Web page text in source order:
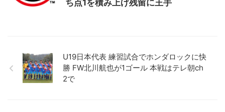
ち点1を積み上げ残留に王手
U19日本代表 練習試合でホンダロックに快
勝 FW北川航也が1ゴール 本戦はテレ朝ch
2で